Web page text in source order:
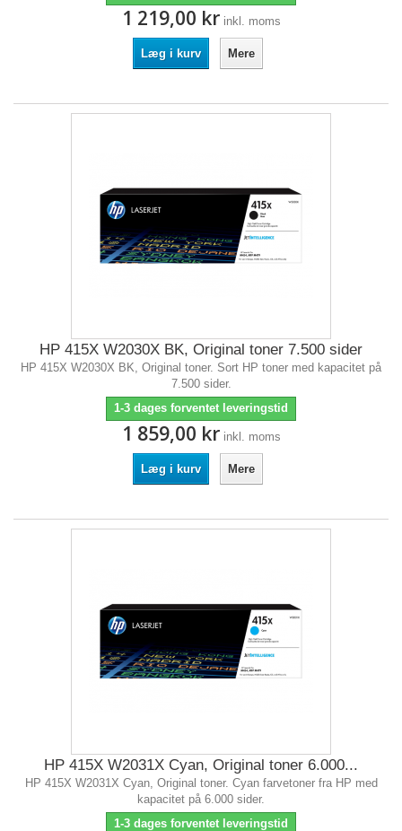
1 219,00 kr inkl. moms
Læg i kurv Mere
HP 415X W2030X BK, Original toner 7.500 sider
HP 415X W2030X BK, Original toner. Sort HP toner med kapacitet på
7.500 sider.
1-3 dages forventet leveringstid
1 859,00 kr inkl. moms
Læg i kurv Mere
HP 415X W2031X Cyan, Original toner 6.000...
HP 415X W2031X Cyan, Original toner. Cyan farvetoner fra HP med
kapacitet på 6.000 sider.
1-3 dages forventet leveringstid